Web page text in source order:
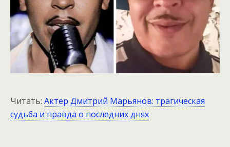
Читать: Актер Дмитрий Марьянов: трагическая
судьба и правда о последних днях